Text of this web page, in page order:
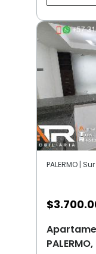
PALERMO |
$